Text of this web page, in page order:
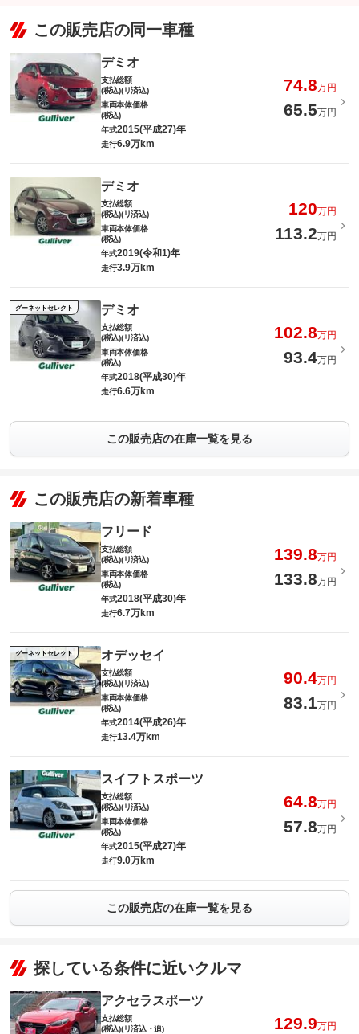
この販売店の同一車種
デミオ
支払総額
(税込)(リ済込)
74.8万円
車両本体価格
(税込)
65.5万円
年式2015(平成27)年
走行6.9万km
デミオ
支払総額
(税込)(リ済込)
120万円
車両本体価格
(税込)
113.2万円
年式2019(令和1)年
走行3.9万km
グーネットセレクト デミオ
支払総額
(税込)(リ済込)
102.8万円
車両本体価格
(税込)
93.4万円
年式2018(平成30)年
走行6.6万km
この販売店の在庫一覧を見る
この販売店の新着車種
フリード
支払総額
(税込)(リ済込)
139.8万円
車両本体価格
(税込)
133.8万円
年式2018(平成30)年
走行6.7万km
グーネットセレクト オデッセイ
支払総額
(税込)(リ済込)
90.4万円
車両本体価格
(税込)
83.1万円
年式2014(平成26)年
走行13.4万km
スイフトスポーツ
支払総額
(税込)(リ済込)
64.8万円
車両本体価格
(税込)
57.8万円
年式2015(平成27)年
走行9.0万km
この販売店の在庫一覧を見る
探している条件に近いクルマ
アクセラスポーツ
支払総額
(税込)(リ済込・追)
129.9万円